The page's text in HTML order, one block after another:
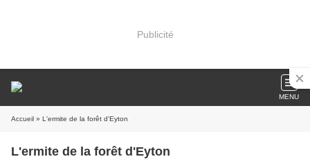
Publicité
MENU
Accueil » L'ermite de la forêt d'Eyton
L'ermite de la forêt d'Eyton